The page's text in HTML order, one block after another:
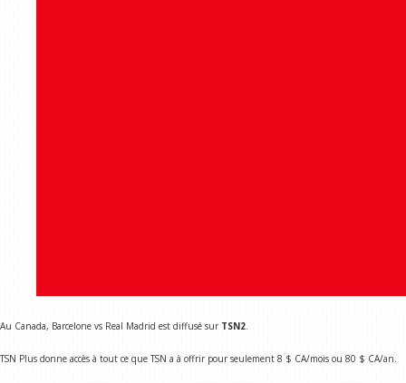
Au Canada, Barcelone vs Real Madrid est diffusé sur TSN2
TSN Plus donne accès à tout ce que TSN a à offrir pour seulement 8 $ CA/mois ou 80 $ CA/an.